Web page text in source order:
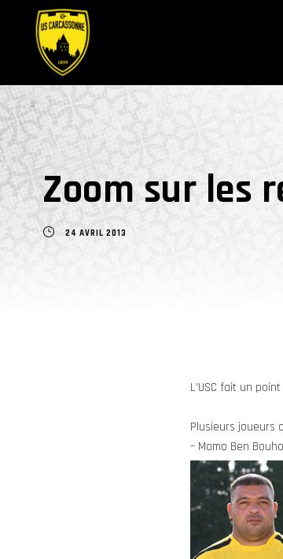
Zoom sur les
24 AVRIL 2013
L’USC fait un
Plusieurs joueurs
– Momo Ben